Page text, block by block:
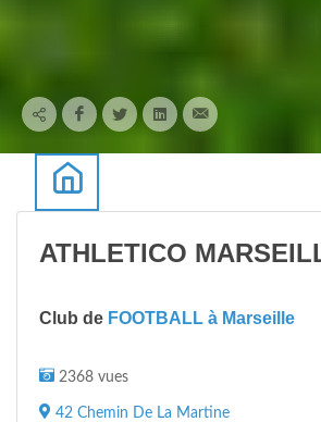
ATHLETICO
Club de FOOTBALL à Marseille
2368 vues
42 Chemin De La Martine